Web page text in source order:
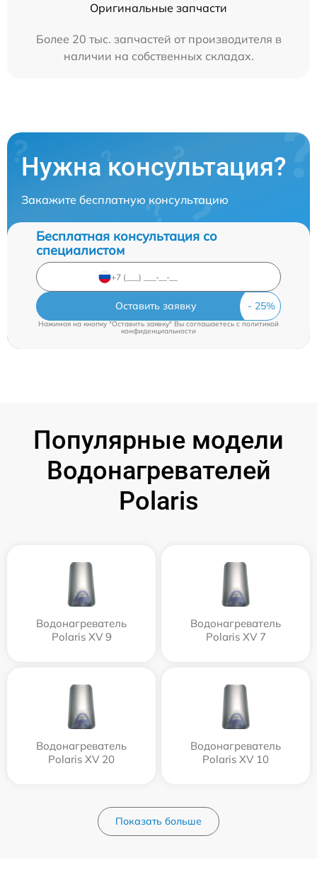
Оригинальные запчасти
Более 20 тыс. запчастей от производителя в
наличии на собственных складах.
Нужна консультация?
Закажите бесплатную консультацию
Бесплатная консультация со
специалистом
Оставить заявку
Нажимая на кнопку "Оставить заявку" Вы соглашаетесь cполитикой
конфиденциальности
Популярные модели
Водонагревателей
Polaris
Водонагреватель
Polaris XV 9
Водонагреватель
Polaris XV 7
Водонагреватель
Polaris XV 20
Водонагреватель
Polaris XV 10
Показать больше